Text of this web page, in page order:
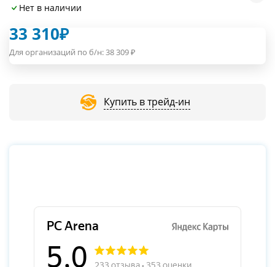
Нет в наличии
33 310₽
Для организаций по б/н:38 309₽
Купить в трейд-ин